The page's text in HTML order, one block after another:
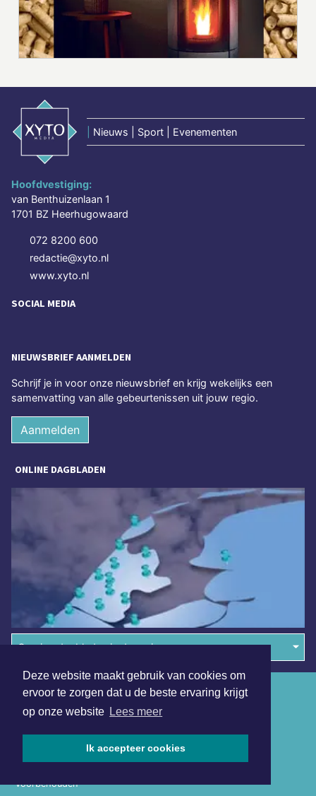
Deze website maakt gebruik van cookies om
ervoor te zorgen dat u de beste ervaring krijgt
op onze website Lees meer
Ik accepteer cookies
Nieuws | Sport | Evenementen
Hoofdvestiging:
van Benthuizenlaan 1
1701 BZ Heerhugowaard
072 8200 600
redactie@xyto.nl
www.xyto.nl
SOCIAL MEDIA
NIEUWSBRIEF AANMELDEN
Schrijf je in voor onze nieuwsbrief en krijg wekelijks een
samenvatting van alle gebeurtenissen uit jouw regio.
Aanmelden
ONLINE DAGBLADEN
Overige dagbladen in de regio
voorbehouden
Algemene voorwaarden
Disclaimer